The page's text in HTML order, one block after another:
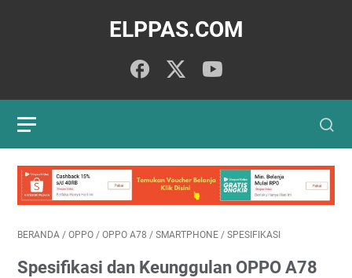
ELPPAS.COM
BERANDA / OPPO / OPPO A78 / SMARTPHONE / SPESIFIKASI
Spesifikasi dan Keunggulan OPPO A78